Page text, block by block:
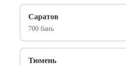
Саратов
700 бань
Тюмень